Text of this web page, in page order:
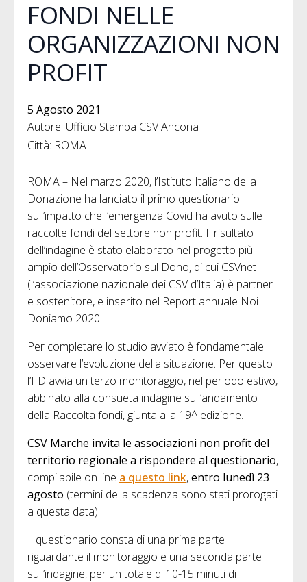
FONDI NELLE
ORGANIZZAZIONI NON
PROFIT
5 Agosto 2021
Autore: Ufficio Stampa CSV Ancona
Città: ROMA
ROMA – Nel marzo 2020, l’Istituto Italiano della
Donazione ha lanciato il primo questionario
sull’impatto che l’emergenza Covid ha avuto sulle
raccolte fondi del settore non profit. Il risultato
dell’indagine è stato elaborato nel progetto più
ampio dell’Osservatorio sul Dono, di cui CSVnet
(l’associazione nazionale dei CSV d’Italia) è partner
e sostenitore, e inserito nel Report annuale Noi
Doniamo 2020.
Per completare lo studio avviato è fondamentale
osservare l’evoluzione della situazione. Per questo
l’IID avvia un terzo monitoraggio, nel periodo estivo,
abbinato alla consueta indagine sull’andamento
della Raccolta fondi, giunta alla 19^ edizione.
CSV Marche invita le associazioni non profit del
territorio regionale a rispondere al questionario,
compilabile on line a questo link,entro lunedì 23
agosto (termini della scadenza sono stati prorogati
a questa data).
Il questionario consta di una prima parte
riguardante il monitoraggio e una seconda parte
sull’indagine, per un totale di 10-15 minuti di